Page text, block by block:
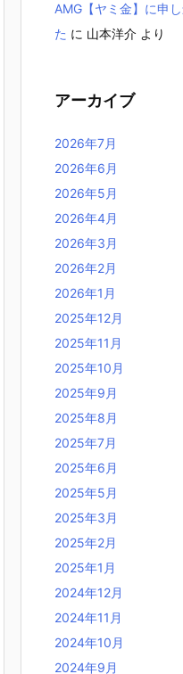
AMG【ヤミ金】に申
た に 山本洋介 より
アーカイブ
2026年7月
2026年6月
2026年5月
2026年4月
2026年3月
2026年2月
2026年1月
2025年12月
2025年11月
2025年10月
2025年9月
2025年8月
2025年7月
2025年6月
2025年5月
2025年3月
2025年2月
2025年1月
2024年12月
2024年11月
2024年10月
2024年9月